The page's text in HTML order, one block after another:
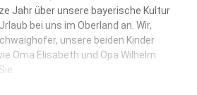
Jahr über unsere bayerische Kultur
bei uns im Oberland an. Wir,
unsere beiden Kinder
Oma Elisabeth und Opa Wilhelm